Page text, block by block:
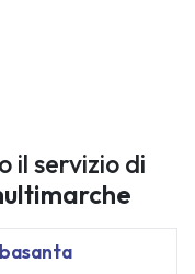
il servizio di